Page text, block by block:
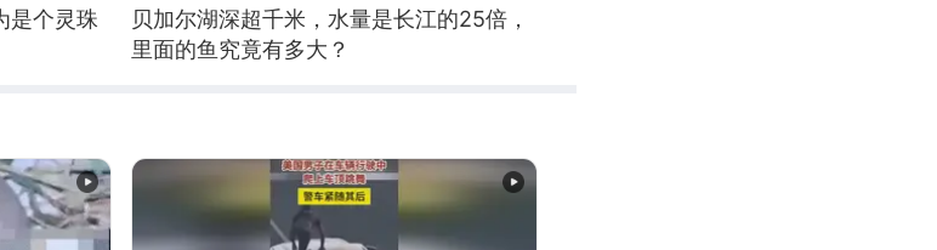
是个灵珠
贝加尔湖深超千米，水量是长江的25倍，
里面的鱼究竟有多大？